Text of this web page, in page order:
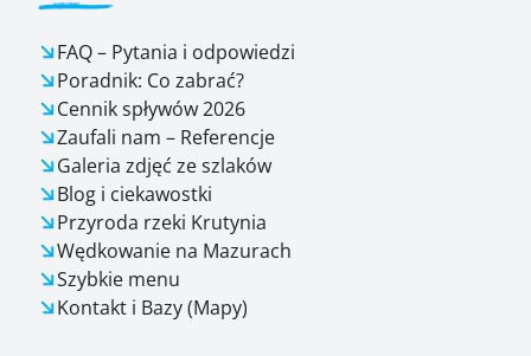
FAQ – Pytania i odpowiedzi
Poradnik: Co zabrać?
Cennik spływów 2026
Zaufali nam – Referencje
Galeria zdjęć ze szlaków
Blog i ciekawostki
Przyroda rzeki Krutynia
Wędkowanie na Mazurach
Szybkie menu
Kontakt i Bazy (Mapy)